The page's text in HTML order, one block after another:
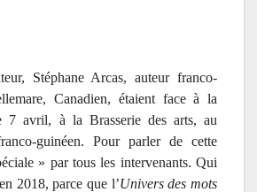
Stéphane Arcas, auteur franco-
Canadien, étaient face à la
7 avril, à la Brasserie des arts, au
guinéen. Pour parler de cette
» par tous les intervenants. Qui
2018, parce que l’Univers des mots